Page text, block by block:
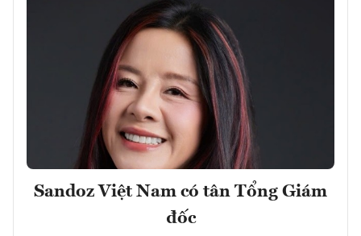
Sandoz Việt Nam có tân Tổng Giám
đốc